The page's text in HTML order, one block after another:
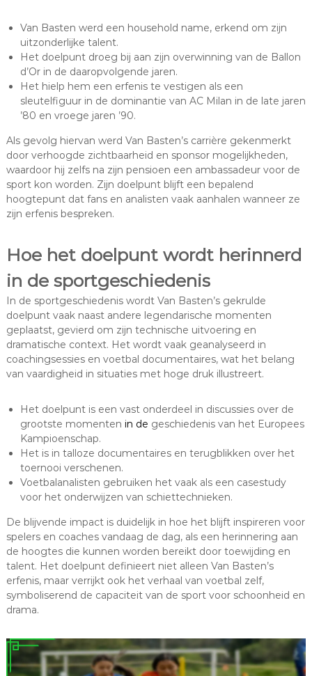
Van Basten werd een household name, erkend om zijn
uitzonderlijke talent.
Het doelpunt droeg bij aan zijn overwinning van de Ballon
d’Or in de daaropvolgende jaren.
Het hielp hem een erfenis te vestigen als een
sleutelfiguur in de dominantie van AC Milan in de late jaren
’80 en vroege jaren ’90.
Als gevolg hiervan werd Van Basten’s carrière gekenmerkt
door verhoogde zichtbaarheid en sponsor mogelijkheden,
waardoor hij zelfs na zijn pensioen een ambassadeur voor de
sport kon worden. Zijn doelpunt blijft een bepalend
hoogtepunt dat fans en analisten vaak aanhalen wanneer ze
zijn erfenis bespreken.
Hoe het doelpunt wordt herinnerd
in de sportgeschiedenis
In de sportgeschiedenis wordt Van Basten’s gekrulde
doelpunt vaak naast andere legendarische momenten
geplaatst, gevierd om zijn technische uitvoering en
dramatische context. Het wordt vaak geanalyseerd in
coachingsessies en voetbal documentaires, wat het belang
van vaardigheid in situaties met hoge druk illustreert.
Het doelpunt is een vast onderdeel in discussies over de
grootste momenten in de geschiedenis van het Europees
Kampioenschap.
Het is in talloze documentaires en terugblikken over het
toernooi verschenen.
Voetbalanalisten gebruiken het vaak als een casestudy
voor het onderwijzen van schiettechnieken.
De blijvende impact is duidelijk in hoe het blijft inspireren voor
spelers en coaches vandaag de dag, als een herinnering aan
de hoogtes die kunnen worden bereikt door toewijding en
talent. Het doelpunt definieert niet alleen Van Basten’s
erfenis, maar verrijkt ook het verhaal van voetbal zelf,
symboliserend de capaciteit van de sport voor schoonheid en
drama.